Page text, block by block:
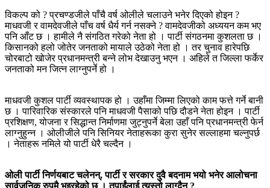
विकल्प को ? प्रचण्डजीले पाँचै वर्ष ओलीले चलाउने भनेर दिएको होइन ?
माधवजी र वामदेवजीले पाँच वर्ष धैर्य गर्न नसक्ने ? वामदेवजीको अध्ययन कम भए
पनि आँट छ । हामीले नै संगठित गरेको नेता हो । पार्टी संगठनमा कुशलता छ ।
किसानको हलो जोतेर जनताको मायाले उठेको नेता हो । तर चुनाव हारेपछि
चोरबाटो खोजेर प्रधानमन्त्री बन्ने लोभ देखाउनु भएन । अहिले त जिल्ला फर्केर
जनताको मन जित्न लाग्नुपर्ने हो ।
माधवजी कुशल पार्टी व्यवस्थापक हो । उहाँमा जिम्मा लिएको काम फत्ते गर्ने बानी
छ । पारिवारिक संस्कारले पनि माधवजी पैसाको पछि दौडने नेता होइन । पार्टी
प्रशिक्षण, योजना र सिद्धान्त निर्माणमा जुट्नुपर्ने बेला उहाँ पनि प्रधानमन्त्री फेर्न
लाग्नुहुन्न । ओलीजीले पनि सिनियर नेताहरूका कुरा सुनेर सल्लाहमा चल्नुपर्छ
। नेताहरू नमिले यो पार्टी धेरै चल्दैन ।
ओली पार्टी निर्णयबाट चलेनन्, पार्टी र सरकार दुवै बदनाम भयो भनेर आलोचना
सार्वजनिक रुपमै भइरहेको छ । तपाईंलाई त्यस्तो लाग्दैन ?